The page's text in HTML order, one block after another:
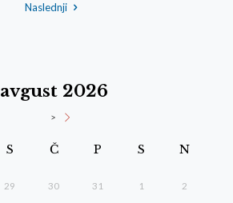
Naslednji
avgust 2026
>
S Č P S N
29 30 31 1 2